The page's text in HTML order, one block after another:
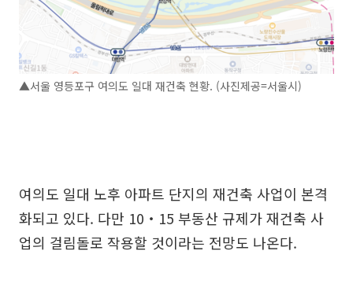
▲서울 영등포구 여의도 일대 재건축 현황. (사진제공=서울시)
여의도 일대 노후 아파트 단지의 재건축 사업이 본격
화되고 있다. 다만 10‧15 부동산 규제가 재건축 사
업의 걸림돌로 작용할 것이라는 전망도 나온다.